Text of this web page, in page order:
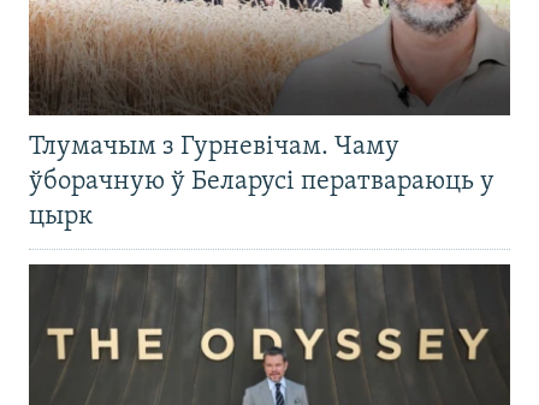
Тлумачым з Гурневічам. Чаму
ўборачную ў Беларусі ператвараюць у
цырк